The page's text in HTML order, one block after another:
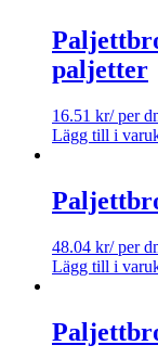
paljetter
16.51 kr/ per
Lägg till i
48.04 kr/ per
Lägg till i